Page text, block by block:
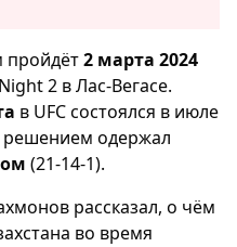
пройдёт2 марта 2024
2 в Лас-Вегасе.
в UFC состоялся в июле
решением одержал
(21-14-1).
рассказал, о чём
во время